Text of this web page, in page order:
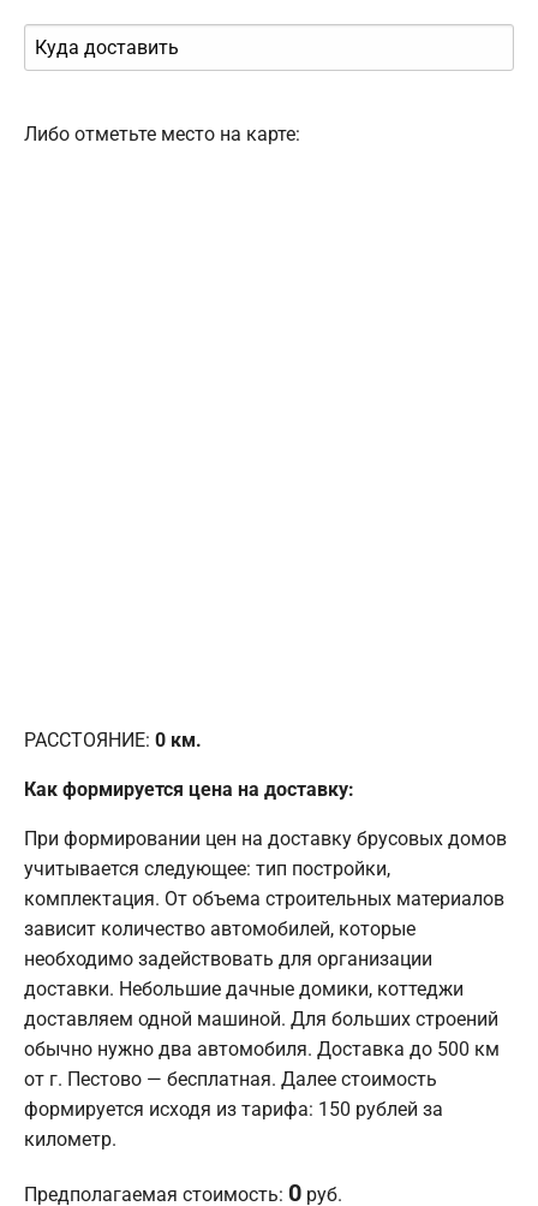
Либо отметьте место на карте:
РАССТОЯНИЕ: 0 км.
Как формируется цена на доставку:
При формировании цен на доставку брусовых домов
учитывается следующее: тип постройки,
комплектация. От объема строительных материалов
зависит количество автомобилей, которые
необходимо задействовать для организации
доставки. Небольшие дачные домики, коттеджи
доставляем одной машиной. Для больших строений
обычно нужно два автомобиля. Доставка до 500 км
от г. Пестово — бесплатная. Далее стоимость
формируется исходя из тарифа: 150 рублей за
километр.
Предполагаемая стоимость: 0 руб.